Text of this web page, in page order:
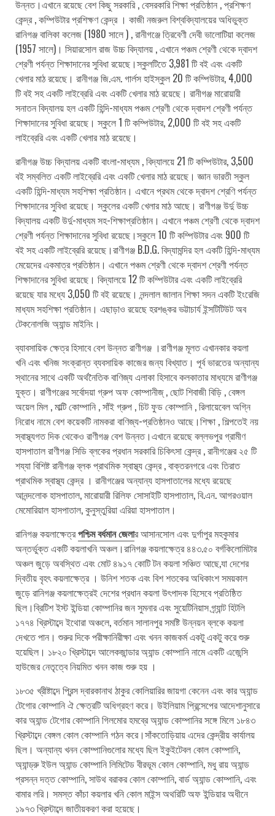
উন্নত।এখানে রয়েছে বেশ কিছু সরকারি , বেসরকারি শিক্ষা প্রতিষ্ঠান , প্রশিক্ষণ
কেন্দ্র , কম্পিউটার প্রশিক্ষণ কেন্দ্র । কাজী নজরুল বিশ্ববিদ্যালয়ের অধিভুক্ত
রানিগঞ্জ বালিকা কলেজ (1980 সালে ) , রানীগঞ্জে ত্রিবেণী দেবী ভালোটিয়া কলেজ
(1957 সালে)। সিয়ারসোল রাজ উচ্চ বিদ্যালয় , এখানে পঞ্চম শ্রেণী থেকে দ্বাদশ
শ্রেণী পর্যন্ত শিক্ষাদানের সুবিধা রয়েছে।স্কুলটিতে 3,981 টি বই এবং একটি
খেলার মাঠ রয়েছে। রানীগঞ্জ জি.এম. গার্লস হাইস্কুল 20 টি কম্পিউটার, 4,000
টি বই সহ একটি লাইব্রেরি এবং একটি খেলার মাঠ রয়েছে। রানীগঞ্জ মারোয়ারী
সনাতন বিদ্যালয় হল একটি হিন্দি-মাধ্যম পঞ্চম শ্রেণী থেকে দ্বাদশ শ্রেণী পর্যন্ত
শিক্ষাদানের সুবিধা রয়েছে। স্কুলে 1 টি কম্পিউটার, 2,000 টি বই সহ একটি
লাইব্রেরি এবং একটি খেলার মাঠ রয়েছে।
রানীগঞ্জ উচ্চ বিদ্যালয় একটি বাংলা-মাধ্যম , বিদ্যালয়ে 21 টি কম্পিউটার, 3,500
বই সম্বলিত একটি লাইব্রেরি এবং একটি খেলার মাঠ রয়েছে। জ্ঞান ভারতী স্কুল
একটি হিন্দি-মাধ্যম সহশিক্ষা প্রতিষ্ঠান। এখানে প্রথম থেকে দ্বাদশ শ্রেণি পর্যন্ত
শিক্ষাদানের সুবিধা রয়েছে। স্কুলের একটি খেলার মাঠ আছে। রাণীগঞ্জ উর্দু উচ্চ
বিদ্যালয় একটি উর্দু-মাধ্যম সহ-শিক্ষাপ্রতিষ্ঠান। এখানে পঞ্চম শ্রেণী থেকে দ্বাদশ
শ্রেণী পর্যন্ত শিক্ষাদানের সুবিধা রয়েছে।স্কুলে 10 টি কম্পিউটার এবং 900 টি
বই সহ একটি লাইব্রেরি রয়েছে।রাণীগঞ্জ B.D.G. বিদ্যামন্দির হল একটি হিন্দি-মাধ্যম
মেয়েদের একমাত্র প্রতিষ্ঠান। এখানে পঞ্চম শ্রেণী থেকে দ্বাদশ শ্রেণী পর্যন্ত
শিক্ষাদানের সুবিধা রয়েছে। বিদ্যালয়ে 12 টি কম্পিউটার এবং একটি লাইব্রেরি
রয়েছে যার মধ্যে 3,050 টি বই রয়েছে। নন্দলাল জালান শিক্ষা সদন একটি ইংরেজি
মাধ্যম সহশিক্ষা প্রতিষ্ঠান। এছাড়াও রয়েছে হরশঙ্কর ভট্টাচার্য ইন্সটিটিউট অব
টেকনোলজি অ্যান্ড মাইনিং।
ব্যাবসায়িক ক্ষেত্র হিসাবে বেশ উন্নত রাণীগঞ্জ ।রাণীগঞ্জ মূলত এখানকার কয়লা
খনি এবং খনিজ সংক্রান্ত ব্যবসায়িক কাজের জন্য বিখ্যাত। পূর্ব ভারতের অন্যান্য
স্থানের সাথে একটি অর্থনৈতিক বাণিজ্য এলাকা হিসাবে কলকাতার মাধ্যমে রাণীগঞ্জ
যুক্ত। রাণীগঞ্জের সর্বোদয়া গ্রুপ অফ কোম্পানীজ্ , ছোট শিবাজী বিড়ি , বেঙ্গল
অয়েল মিল , মাল্টি কোম্পানি , সাঁই গ্রুপ , চিট ফুড কোম্পানি , রিলায়েবেল অগ্নি
নিরোধ নামে বেশ কয়েকটি নামকরা বাণিজ্য-প্রতিষ্ঠানও আছে।শিক্ষা , শিল্পতেই নয়
স্বাস্থ্যগত দিক থেকেও রাণীগঞ্জ বেশ উন্নত।এখানে রয়েছে বল্লভপুর গ্রামীণ
হাসপাতাল রাণীগঞ্জ সিডি ব্লকের প্রধান সরকারি চিকিৎসা কেন্দ্র , রানীগঞ্জের ২৫ টি
শয্যা বিশিষ্ট রানীগঞ্জ ব্লক প্রাথমিক স্বাস্থ্য কেন্দ্র , বাক্তরনগরে এবং তিরাত
প্রাথমিক স্বাস্থ্য কেন্দ্র । রানীগঞ্জের অন্যান্য হাসপাতালের মধ্যে রয়েছে
আনন্দলোক হাসপাতাল, মারোয়ারী রিলিফ সোসাইটি হাসপাতাল, বি.এন. আগরওয়াল
মেমোরিয়াল হাসপাতাল, কুনুস্তুরিয়া এরিয়া হাসপাতাল।
রানিগঞ্জ কয়লাক্ষেত্রপশ্চিম বর্ধমান জেলার আসানসোল এবং দুর্গাপুর মহকুমার
অন্তর্ভুক্ত একটি কয়লাখনি অঞ্চল।রানিগঞ্জ কয়লাক্ষেত্র ৪৪৩.৫০ বর্গকিলোমিটার
অঞ্চল জুড়ে অবস্থিত এবং মোট ৪৯১৭ কোটি টন কয়লা সঞ্চিত আছে,যা দেশের
দ্বিতীয় বৃহৎ কয়লাক্ষেত্র । উনিশ শতক এবং বিশ শতকের অধিকাংশ সময়কাল
জুড়ে রানিগঞ্জ কয়লাক্ষেত্রই দেশের প্রধান কয়লা উৎপাদক হিসেবে প্রতিষ্ঠিত
ছিল।ব্রিটিশ ইস্ট ইন্ডিয়া কোম্পানির জন সুমনার এবং সুয়েটিনিয়াস গ্র্যান্ট হিটলি
১৭৭৪ খ্রিস্টাব্দে ইথোরা অঞ্চলে, বর্তমান সালানপুর সমষ্টি উন্নয়ন ব্লকে কয়লা
দেখতে পান। শুরুর দিকে পরীক্ষানিরীক্ষা এবং খনন কাজকর্ম একটু একটু করে শুরু
হয়েছিল। ১৮২০ খ্রিস্টাব্দে আলেকজান্ডার অ্যান্ড কোম্পানি নামে একটি এজেন্সি
হাউজের নেতৃত্বে নিয়মিত খনন কাজ শুরু হয় ।
১৮৩৫ খ্রীষ্টাব্দে প্রিন্স দ্বারকানাথ ঠাকুর কোলিয়ারির জায়গা কেনেন এবং কার অ্যান্ড
টেগোর কোম্পানি ঐ ক্ষেত্রটি অধিগ্রহণ করে। উইলিয়াম প্রিন্সেপের আদেশানুসারে
কার অ্যান্ড টেগোর কোম্পানি গিলমোর হমব্রে অ্যান্ড কোম্পানির সঙ্গে মিলে ১৮৪৩
খ্রিস্টাব্দে বেঙ্গল কোল কোম্পানি গঠন করে।সাঁকতোড়িয়ায় এদের কেন্দ্রীয় কার্যালয়
ছিল। অন্যান্য খনন কোম্পানিগুলোর মধ্যে ছিল ইকুইটেবল কোল কোম্পানি,
অ্যান্ড্রু ইউল অ্যান্ড কোম্পানি লিমিটেড বীরভূম কোল কোম্পানি, মধু রায় অ্যান্ড
প্রসন্ন দত্ত কোম্পানি, সাউথ বরাকর কোল কোম্পানি, বার্ড অ্যান্ড কোম্পানি, এবং
বামার লরি। সমস্ত কাঁচা কয়লার খনি কোল মাইন্স অথরিটি অফ ইন্ডিয়ার অধীনে
১৯৭৩ খ্রিস্টাব্দে জাতীয়করণ করা হয়েছে।